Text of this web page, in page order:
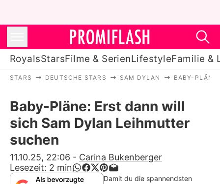
RoyalsStarsFilme & SerienLifestyleFamilie &
Stars
Filme & Serien
Lifestyle
Familie & Liebe
STARS DEUTSCHE STARS SAM DYLAN BABY-
Baby-Pläne: Erst dann will
sich Sam Dylan Leihmutter
suchen
11.10.25, 22:06 - Carina Bukenberger
Lesezeit: 2 min
Damit du die spannendsten